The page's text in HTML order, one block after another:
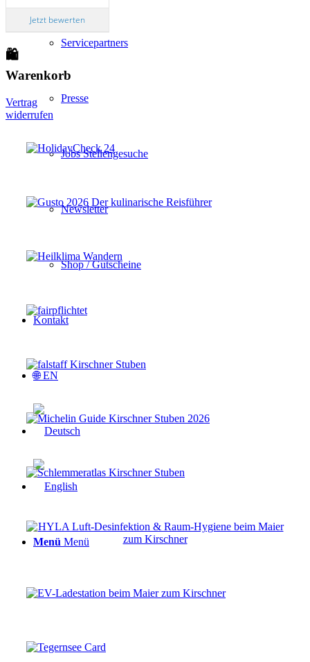
Servicepartners
Presse
Jobs Stellengesuche
Newsletter
Shop / Gutscheine
Kontakt
🌐 EN
Menü Menü
Jetzt bewerten
🛍
Warenkorb
Vertrag
widerrufen